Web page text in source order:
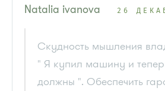
Natalia ivanova 26
Скудность мышления
" Я купил машину и
должны ". Обеспечить